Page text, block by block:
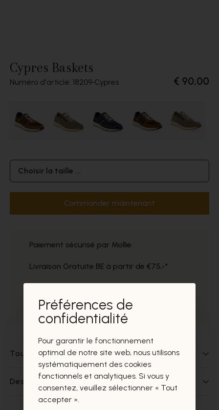
Cypres Baskets
Numéro d'article: 18209 Cypres € 90,00
Choisir la taille ...
Commander maintenant
Paiement sécurisé par Mollie
Livraison Gratuite BE à partir de €75,-*
Prélèvement gratuit dans nos magasins
Tout sur ce produit
Des questions sur ce produit?
Préférences de
confidentialité
Pour garantir le fonctionnement
optimal de notre site web, nous utilisons
systématiquement des cookies
fonctionnels et analytiques. Si vous y
consentez, veuillez sélectionner « Tout
accepter ».